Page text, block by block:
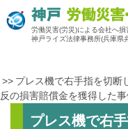
労働災害(労災)による会社へ損
神戸ライズ法律事務所(兵庫県
プレス機で右手指を切断
反の損害賠償金を獲得した事
プレス機で右